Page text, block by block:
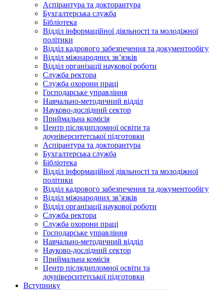
Аспірантура та докторантура
Бухгалтерська служба
Бібліотека
Відділ інформаційної діяльності та молодіжної
політики
Відділ кадрового забезпечення та документообігу
Відділ міжнародних зв’язків
Відділ організації наукової роботи
Служба ректора
Служба охорони праці
Господарське управління
Навчально-методичний відділ
Науково-дослідний сектор
Приймальна комісія
Центр післядипломної освіти та
доуніверситетської підготовки
Аспірантура та докторантура
Бухгалтерська служба
Бібліотека
Відділ інформаційної діяльності та молодіжної
політики
Відділ кадрового забезпечення та документообігу
Відділ міжнародних зв’язків
Відділ організації наукової роботи
Служба ректора
Служба охорони праці
Господарське управління
Навчально-методичний відділ
Науково-дослідний сектор
Приймальна комісія
Центр післядипломної освіти та
доуніверситетської підготовки
Вступнику